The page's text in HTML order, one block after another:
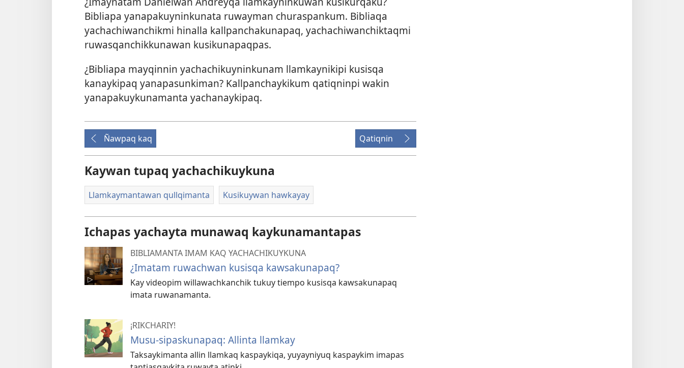
Bibliapa yanapakuyninkunata ruwayman churaspankum. Bibliaqa
yachachiwanchikmi hinalla kallpanchakunapaq, yachachiwanchiktaqmi
ruwasqanchikkunawan kusikunapaqpas.
¿Bibliapa mayqinnin yachachikuyninkunam llamkaynikipi kusisqa
kanaykipaq yanapasunkiman? Kallpanchaykikum qatiqninpi wakin
yanapakuykunamanta yachanaykipaq.
Ñawpaq kaq Qatiqnin
Kaywan tupaq yachachikuykuna
Llamkaymantawan qullqimanta Kusikuywan hawkayay
Ichapas yachayta munawaq kaykunamantapas
BIBLIAMANTA IMAM KAQ YACHACHIKUYKUNA
¿Imatam ruwachwan kusisqa kawsakunapaq?
Kay videopim willawachkanchik tukuy tiempo kusisqa kawsakunapaq
imata ruwanamanta.
¡RIKCHARIY!
Musu-sipaskunapaq: Allinta llamkay
Taksaykimanta allin llamkaq kaspaykiqa, yuyayniyuq kaspaykim imapas